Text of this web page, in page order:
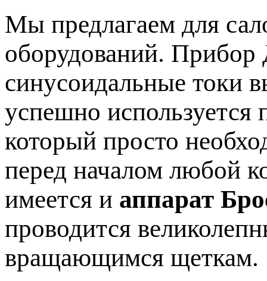
Мы предлагаем для
оборудований. Прибор
синусоидальные токи
успешно используется
который просто
перед началом любой
имеется и аппарат
проводится
вращающимся щеткам.